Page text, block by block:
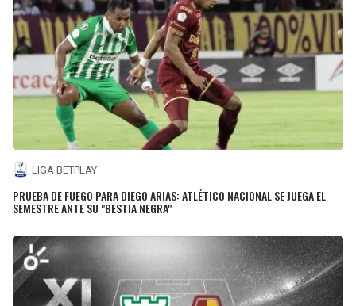
LIGA BETPLAY
PRUEBA DE FUEGO PARA DIEGO ARIAS: ATLÉTICO NACIONAL SE JUEGA EL
SEMESTRE ANTE SU "BESTIA NEGRA"